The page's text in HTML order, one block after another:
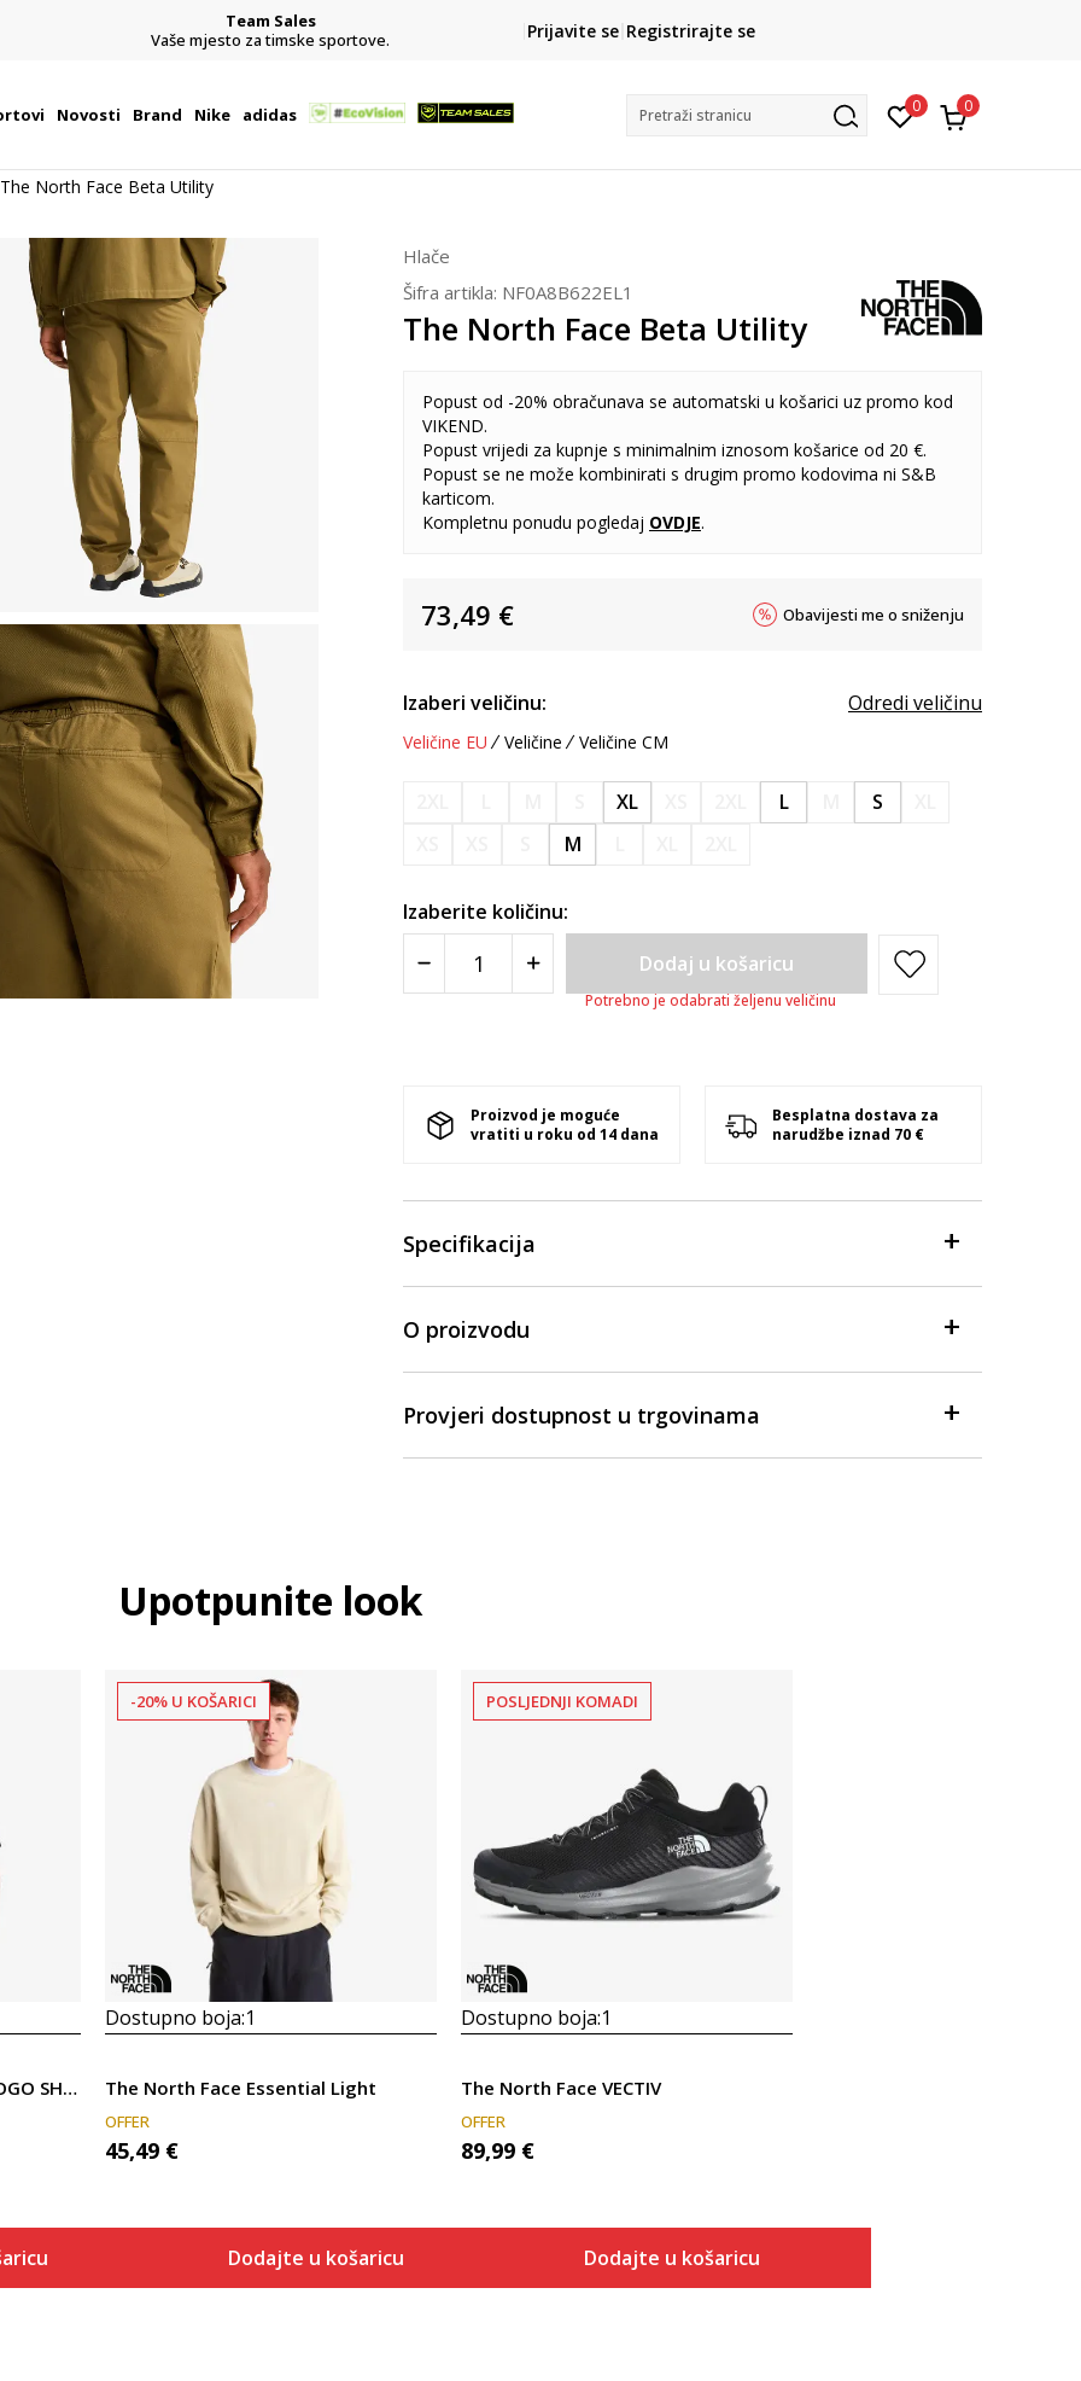
Team Sales
Vaše mjesto za timske sportove.
CLICK& COLLECT
besplatno preuzimanje u trgovini
Prijavite se Registrirajte se
Novosti Brand Nike adidas Pretraži stranicu 0 0
The North Face Beta Utility
Hlače
Šifra artikla: NF0A8B622EL1
The North Face Beta Utility
Popust od -20% obračunava se automatski u košarici uz promo kod
VIKEND.
Popust vrijedi za kupnje s minimalnim iznosom košarice od 20 €.
Popust se ne može kombinirati s drugim promo kodovima ni S&B
karticom.
Kompletnu ponudu pogledaj OVDJE.
73,49 € Obavijesti me o sniženju
Izaberi veličinu: Odredi veličinu
Veličine EU Veličine Veličine CM
XL L S
M
Izaberite količinu:
Dodaj u košaricu
Potrebno je odabrati željenu veličinu
Proizvod je moguće
vratiti u roku od 14 dana
Besplatna dostava za
narudžbe iznad 70 €
Specifikacija
O proizvodu
Provjeri dostupnost u trgovinama
Upotpunite look
The North Face M BITMAP LOGO SHORT SLEEVES TEE-GRAPHIC
-20% U KOŠARICI
Dostupno boja:1
The North Face Essential Light
OFFER
45,49 €
Dodajte u košaricu
POSLJEDNJI KOMADI
Dostupno boja:1
The North Face VECTIV
OFFER
89,99 €
Dodajte u košaricu